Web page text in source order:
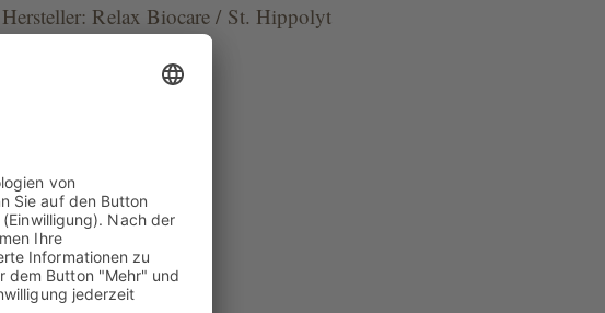
Hersteller: Relax Biocare / St. Hippolyt
17,90 €
inkl. 19% MwSt.
Versand-Informationen